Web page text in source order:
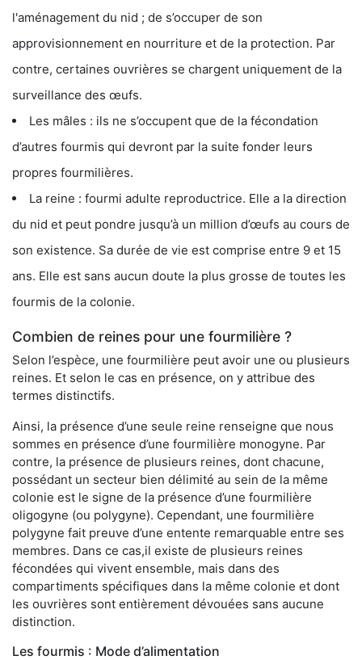
l'aménagement du nid ; de s’occuper de son
approvisionnement en nourriture et de la protection. Par
contre, certaines ouvrières se chargent uniquement de la
surveillance des œufs.
Les mâles : ils ne s’occupent que de la fécondation
d’autres fourmis qui devront par la suite fonder leurs
propres fourmilières.
La reine : fourmi adulte reproductrice. Elle a la direction
du nid et peut pondre jusqu’à un million d’œufs au cours de
son existence. Sa durée de vie est comprise entre 9 et 15
ans. Elle est sans aucun doute la plus grosse de toutes les
fourmis de la colonie.
Combien de reines pour une fourmilière ?
Selon l’espèce, une fourmilière peut avoir une ou plusieurs
reines. Et selon le cas en présence, on y attribue des
termes distinctifs.
Ainsi, la présence d’une seule reine renseigne que nous
sommes en présence d’une fourmilière monogyne. Par
contre, la présence de plusieurs reines, dont chacune,
possédant un secteur bien délimité au sein de la même
colonie est le signe de la présence d’une fourmilière
oligogyne (ou polygyne). Cependant, une fourmilière
polygyne fait preuve d’une entente remarquable entre ses
membres. Dans ce cas,il existe de plusieurs reines
fécondées qui vivent ensemble, mais dans des
compartiments spécifiques dans la même colonie et dont
les ouvrières sont entièrement dévouées sans aucune
distinction.
Les fourmis : Mode d’alimentation